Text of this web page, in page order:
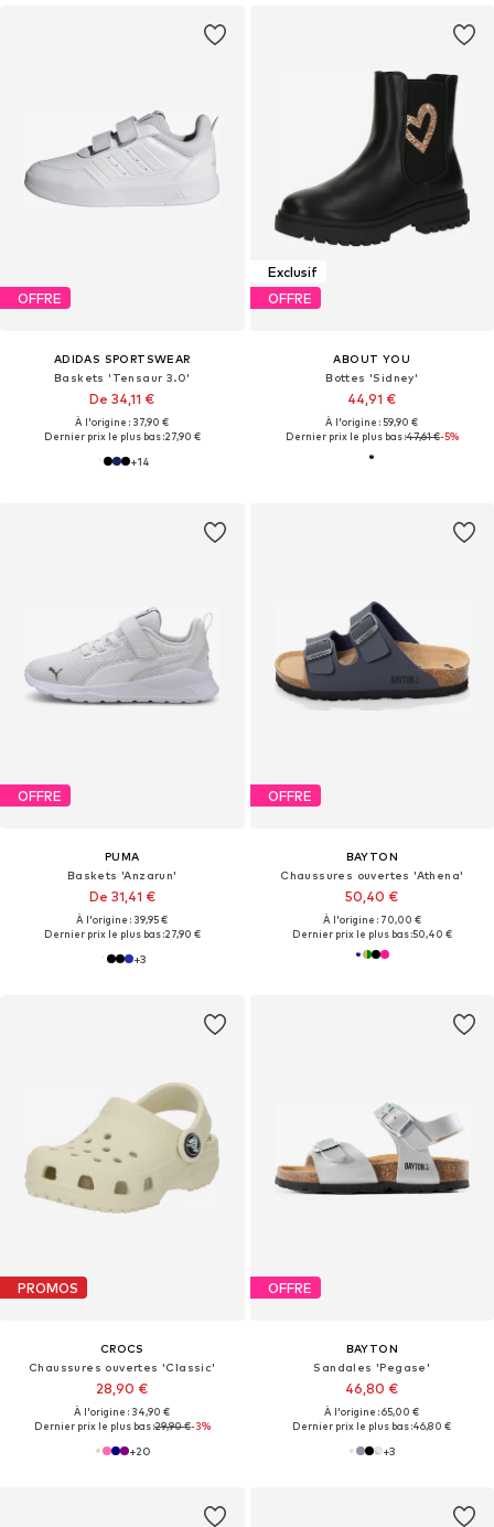
OFFRE
ADIDAS SPORTSWEAR
Baskets 'Tensaur 3.0'
De 34,11 €
À l'origine : 37,90 €
Dernier prix le plus bas :27,90 €
+14
Exclusif
OFFRE
ABOUT YOU
Bottes 'Sidney'
44,91 €
À l'origine : 59,90 €
Dernier prix le plus bas :47,61 €-5%
OFFRE
PUMA
Baskets 'Anzarun'
De 31,41 €
À l'origine : 39,95 €
Dernier prix le plus bas :27,90 €
+3
OFFRE
BAYTON
Chaussures ouvertes 'Athena'
50,40 €
À l'origine : 70,00 €
Dernier prix le plus bas :50,40 €
PROMOS
CROCS
Chaussures ouvertes 'Classic'
28,90 €
À l'origine : 34,90 €
Dernier prix le plus bas :29,90 €-3%
+20
OFFRE
BAYTON
Sandales 'Pegase'
46,80 €
À l'origine : 65,00 €
Dernier prix le plus bas :46,80 €
+3